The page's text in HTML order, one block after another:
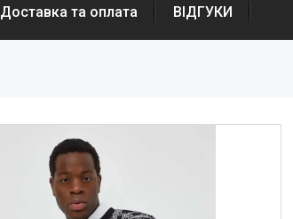
Доставка та оплата ВІДГУКИ